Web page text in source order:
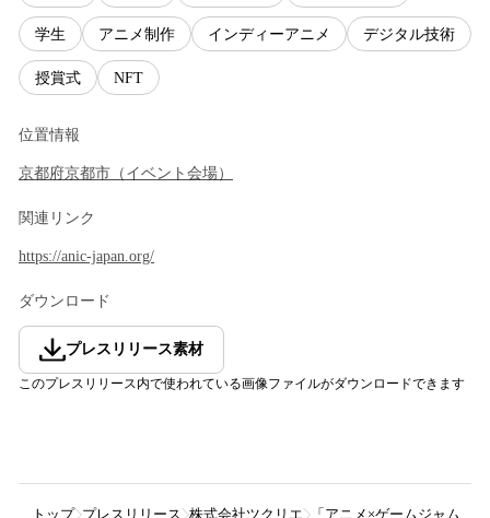
学生 アニメ制作 インディーアニメ デジタル技術
授賞式 NFT
位置情報
京都府京都市 （ イベント会場）
関連リンク
https://anic-japan.org/
ダウンロード
プレスリリース素材
このプレスリリース内で使われている画像ファイルがダウンロードできます
トップ プレスリリース 株式会社ツクリエ 「アニメ×ゲームジャム in